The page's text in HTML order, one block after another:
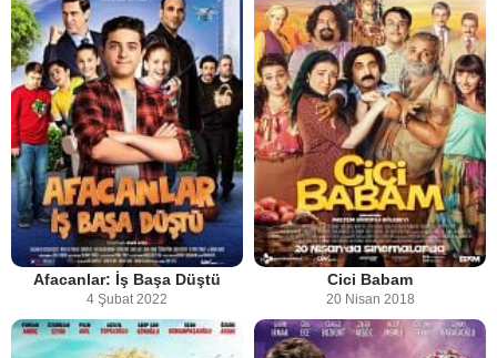
Afacanlar: İş Başa Düştü
4 Şubat 2022
Cici Babam
20 Nisan 2018